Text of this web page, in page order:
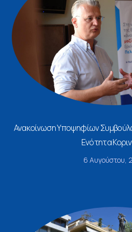
Ανακοίνωση Υποψηφίων
Ενότητα
6 Αυγούστου,